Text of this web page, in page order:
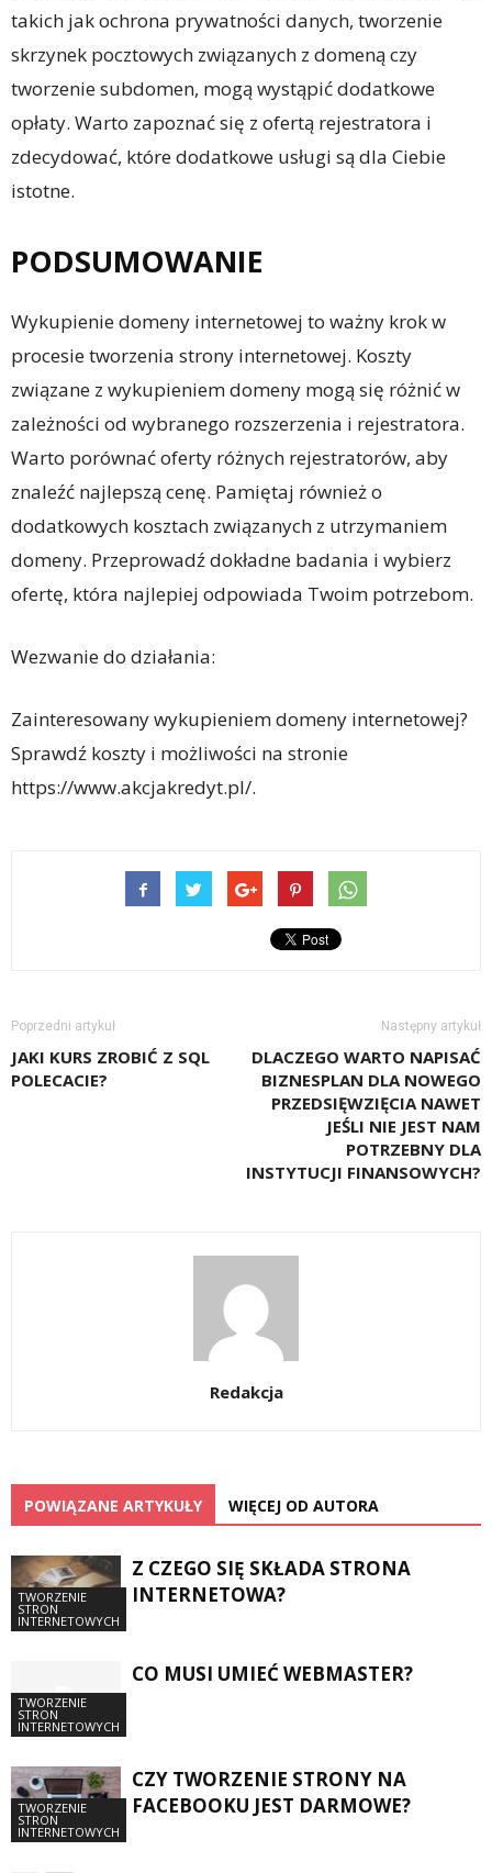
takich jak ochrona prywatności danych, tworzenie
skrzynek pocztowych związanych z domeną czy
tworzenie subdomen, mogą wystąpić dodatkowe
opłaty. Warto zapoznać się z ofertą rejestratora i
zdecydować, które dodatkowe usługi są dla Ciebie
istotne.
PODSUMOWANIE
Wykupienie domeny internetowej to ważny krok w
procesie tworzenia strony internetowej. Koszty
związane z wykupieniem domeny mogą się różnić w
zależności od wybranego rozszerzenia i rejestratora.
Warto porównać oferty różnych rejestratorów, aby
znaleźć najlepszą cenę. Pamiętaj również o
dodatkowych kosztach związanych z utrzymaniem
domeny. Przeprowadź dokładne badania i wybierz
ofertę, która najlepiej odpowiada Twoim potrzebom.
Wezwanie do działania:
Zainteresowany wykupieniem domeny internetowej?
Sprawdź koszty i możliwości na stronie
https://www.akcjakredyt.pl/.
Poprzedni artykuł
JAKI KURS ZROBIĆ Z SQL
POLECACIE?
Następny artykuł
DLACZEGO WARTO NAPISAĆ
BIZNESPLAN DLA NOWEGO
PRZEDSIĘWZIĘCIA NAWET
JEŚLI NIE JEST NAM
POTRZEBNY DLA
INSTYTUCJI FINANSOWYCH?
Redakcja
POWIĄZANE ARTYKUŁY WIĘCEJ OD AUTORA
TWORZENIE
STRON
INTERNETOWYCH
Z CZEGO SIĘ SKŁADA STRONA
INTERNETOWA?
TWORZENIE
STRON
INTERNETOWYCH
CO MUSI UMIEĆ WEBMASTER?
TWORZENIE
STRON
INTERNETOWYCH
CZY TWORZENIE STRONY NA
FACEBOOKU JEST DARMOWE?